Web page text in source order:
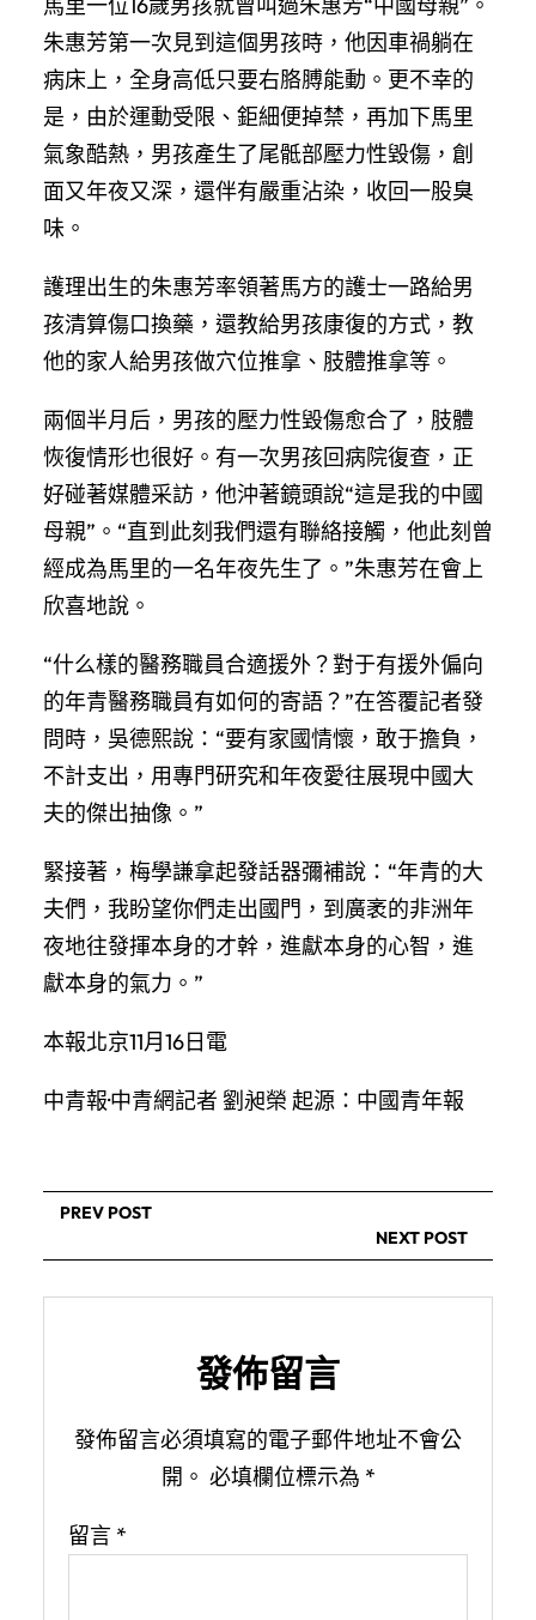
朱惠芳第一次見到這個男孩時，他因車禍躺在
病床上，全身高低只要右胳膊能動。更不幸的
是，由於運動受限、鉅細便掉禁，再加下馬里
氣象酷熱，男孩產生了尾骶部壓力性毀傷，創
面又年夜又深，還伴有嚴重沾染，收回一股臭
味。
護理出生的朱惠芳率領著馬方的護士一路給男
孩清算傷口換藥，還教給男孩康復的方式，教
他的家人給男孩做穴位推拿、肢體推拿等。
兩個半月后，男孩的壓力性毀傷愈合了，肢體
恢復情形也很好。有一次男孩回病院復查，正
好碰著媒體采訪，他沖著鏡頭說“這是我的中國
母親”。“直到此刻我們還有聯絡接觸，他此刻曾
經成為馬里的一名年夜先生了。”朱惠芳在會上
欣喜地說。
“什么樣的醫務職員合適援外？對于有援外偏向
的年青醫務職員有如何的寄語？”在答覆記者發
問時，吳德熙說：“要有家國情懷，敢于擔負，
不計支出，用專門研究和年夜愛往展現中國大
夫的傑出抽像。”
緊接著，梅學謙拿起發話器彌補說：“年青的大
夫們，我盼望你們走出國門，到廣袤的非洲年
夜地往發揮本身的才幹，進獻本身的心智，進
獻本身的氣力。”
本報北京11月16日電
中青報·中青網記者 劉昶榮 起源：中國青年報
PREV POST
NEXT POST
發佈留言
發佈留言必須填寫的電子郵件地址不會公
開。 必填欄位標示為 *
留言 *